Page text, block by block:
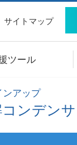
サイトマップ
ツール
ンアップ
ンデンサ